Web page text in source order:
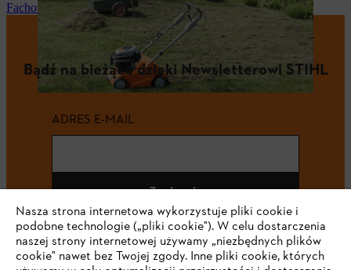
Fachowy serwis i naprawy
Bądź na bieżąco dzięki Newsletterowi STIHL
ADRES E-MAIL
Zapisz się
Nasza strona internetowa wykorzystuje pliki cookie i
podobne technologie („pliki cookie"). W celu dostarczenia
naszej strony internetowej używamy „niezbędnych plików
cookie" nawet bez Twojej zgody. Inne pliki cookie, których